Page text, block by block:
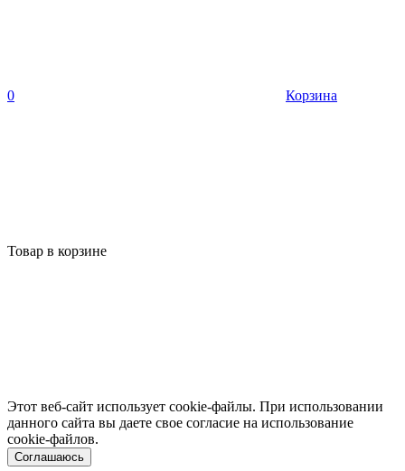
0 Корзина
Товар в корзине
Этот веб-сайт использует cookie-файлы. При использовании
данного сайта вы даете свое согласие на использование
cookie-файлов.
Соглашаюсь